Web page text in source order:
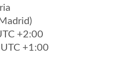
+2:00
+1:00